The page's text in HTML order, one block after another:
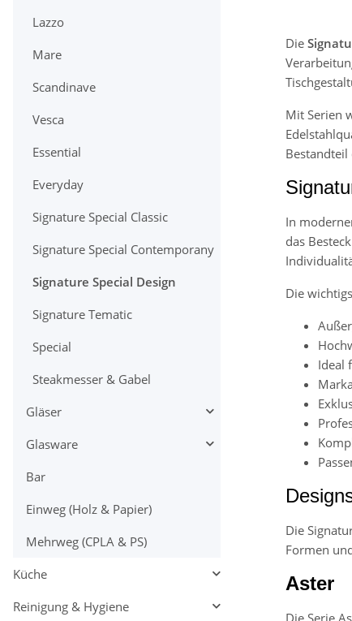
Die
Mit Serien
Bestandteil
In
das
Die
Ideal
Die
Formen
Aster
Die Serie
Lazzo
Mare
Scandinave
Vesca
Essential
Everyday
Signature Special Classic
Signature Special Contemporany
Signature Special Design
Signature Tematic
Special
Steakmesser & Gabel
Gläser
Glasware
Bar
Einweg (Holz & Papier)
Mehrweg (CPLA & PS)
Küche
Reinigung & Hygiene